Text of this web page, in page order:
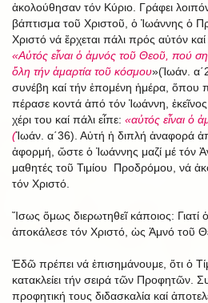
ἀκολούθησαν τόν Κύριο. Γράφει
βάπτισμα τοῦ Χριστοῦ, ὁ Ἰωάννης ὁ
Χριστό νά ἔρχεται πάλι πρός αὐτόν
«Αὐτός εἶναι ὁ ἀμνός τοῦ Θεοῦ, πού
ὅλη τήν ἁμαρτία τοῦ κόσμου»(Ἰωάν.
συνέβη καί τήν ἑπομένη ἡμέρα, ὅπου
πέρασε κοντά ἀπό τόν Ἰωάννη, ἐκεῖνος
χέρι του καί πάλι εἶπε: «αὐτός εἶναι ὁ
(Ἰωάν. α΄36). Αὐτή ἡ διπλή ἀναφορά
ἀφορμή, ὥστε ὁ Ἰωάννης μαζί μέ τόν
μαθητές τοῦ Τιμίου Προδρόμου, νά
τόν Χριστό.
Ἴσως ὅμως διερωτηθεῖ κάποιος: Γιατί
ἀποκάλεσε τόν Χριστό, ὡς Ἀμνό τοῦ
Ἐδῶ πρέπει νά ἐπισημάνουμε, ὅτι ὁ
κατακλείει τήν σειρά τῶν Προφητῶν.
προφητική τους διδασκαλία καί